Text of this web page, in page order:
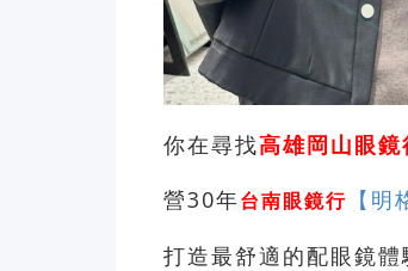
你在尋找高雄岡山眼鏡
營30年台南眼鏡行 【明
打造最舒適的配眼鏡